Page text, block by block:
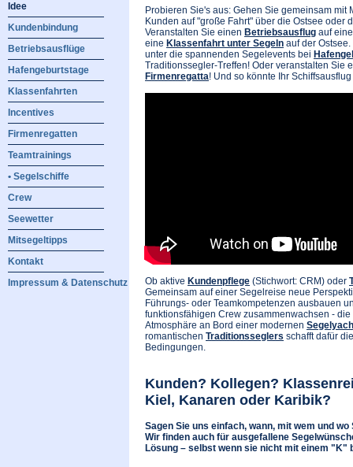
Idee
Kundenbindung
Betriebsausflüge
Hafengeburtstage
Klassenfahrten
Incentives
Firmenregatten
Teamtrainings
• Segelschiffe
Crew
Seewetter
Mitsegeltipps
Kontakt
Impressum & Datenschutz
Probieren Sie's aus: Gehen Sie gemeinsam mit
Kunden auf "große Fahrt" über die Ostsee oder
Veranstalten Sie einen Betriebsausflug auf
eine Klassenfahrt unter Segeln auf der
unter die spannenden Segelevents bei
Traditionssegler-Treffen! Oder veranstalten Sie
Firmenregatta! Und so könnte Ihr
Ob aktive Kundenpflege (Stichwort: CRM) oder
Gemeinsam auf einer Segelreise neue
Führungs- oder Teamkompetenzen ausbauen
funktionsfähigen Crew zusammenwachsen -
Atmosphäre an Bord einer modernen
romantischen Traditionsseglers schafft dafür
Bedingungen.
Kunden? Kollegen?
Kiel, Kanaren oder Karibik?
Sagen Sie uns einfach, wann, mit wem und wo
Wir finden auch für ausgefallene
Lösung – selbst wenn sie nicht mit einem "K"